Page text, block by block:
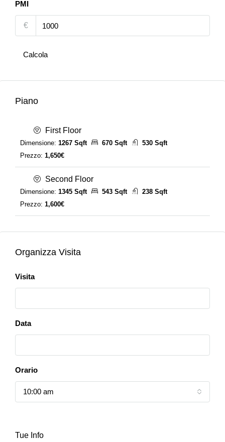
PMI
€
Calcola
Piano
First Floor
Dimensione: 1267 Sqft 670 Sqft
530 Sqft
Prezzo: 1,650€
Second Floor
Dimensione: 1345 Sqft 543 Sqft
238 Sqft
Prezzo: 1,600€
Organizza Visita
Visita
Data
Orario
10:00 am
Tue Info